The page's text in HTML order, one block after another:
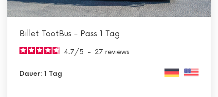
Billet TootBus - Pass 1 Tag
4.7/5 - 27 reviews
Dauer: 1 Tag